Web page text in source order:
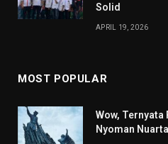
Solid
APRIL 19, 2026
MOST POPULAR
Wow, Ternyata
Nyoman Nuarta